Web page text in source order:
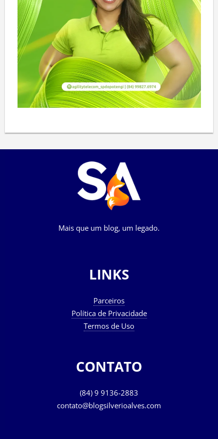
Mais que um blog, um legado.
LINKS
Parceiros
Política de Privacidade
Termos de Uso
CONTATO
(84) 9 9136-2883
contato@blogsilverioalves.com